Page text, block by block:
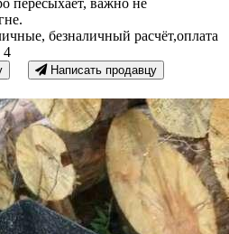
безналичный расчёт,оплата
4
Написать продавцу